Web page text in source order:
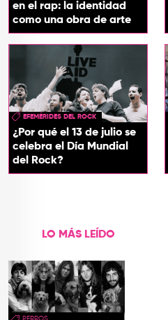
en el rap: la identidad
como una obra de arte
EFEMÉRIDES DEL ROCK
¿Por qué el 13 de julio se
celebra el Día Mundial
del Rock?
LO MÁS LEÍDO